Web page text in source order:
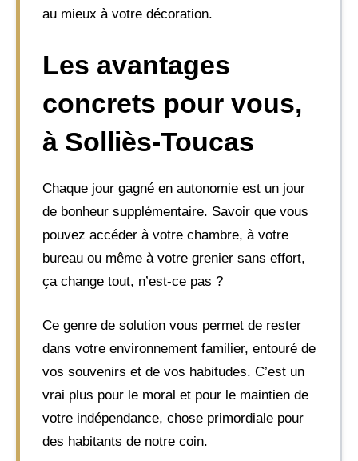
au mieux à votre décoration.
Les avantages
concrets pour vous,
à Solliès-Toucas
Chaque jour gagné en autonomie est un jour
de bonheur supplémentaire. Savoir que vous
pouvez accéder à votre chambre, à votre
bureau ou même à votre grenier sans effort,
ça change tout, n’est-ce pas ?
Ce genre de solution vous permet de rester
dans votre environnement familier, entouré de
vos souvenirs et de vos habitudes. C’est un
vrai plus pour le moral et pour le maintien de
votre indépendance, chose primordiale pour
des habitants de notre coin.